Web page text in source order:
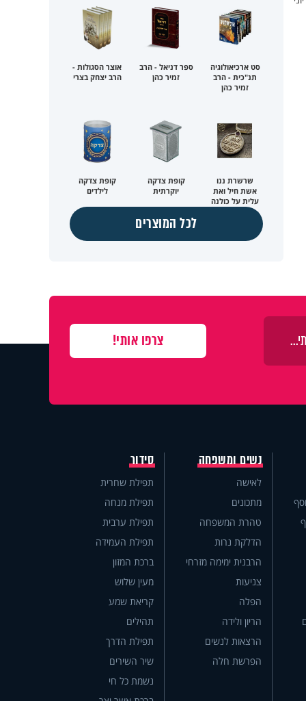
סט ארכיאולוגיה
תנ"כית - הרב
זמיר כהן
ספר דניאל - הרב
זמיר כהן
אוצר הסגולות -
הרב יצחק בצרי
שרשרת ננו
אשת חיל ואת
עלית על כולנה
קופת צדקה
יוקרתית
קופת צדקה
לילדים
לכל המוצרים
נשים ומשפחה
לאישה
מתכונים
טהרת המשפחה
הדלקת נרות
הרבנית ימימה מזרחי
צניעות
הפלה
הריון ולידה
הרצאות לנשים
הפרשת חלה
סידור
תפילת שחרית
תפילת מנחה
תפילת ערבית
תפילת העמידה
ברכת המזון
מעין שלוש
קריאת שמע
תהילים
תפילת הדרך
שיר השירים
נשמת כל חי